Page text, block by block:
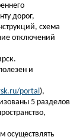
дорог,
схема
отключений
и
portal),
5 разделов
осуществлять